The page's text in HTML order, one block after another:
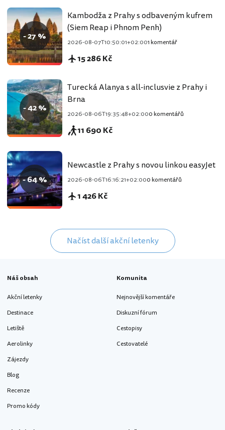
- 27 %
Kambodža z Prahy s odbaveným kufrem
(Siem Reap i Phnom Penh)
2026-08-07T10:50:01+02:001 komentář
15 286 Kč
- 42 %
Turecká Alanya s all-inclusvie z Prahy i
Brna
2026-08-06T19:35:48+02:000 komentářů
11 690 Kč
- 64 %
Newcastle z Prahy s novou linkou easyJet
2026-08-06T16:16:21+02:000 komentářů
1 426 Kč
Načíst další akční letenky
Náš obsah
Akční letenky
Destinace
Letiště
Aerolinky
Zájezdy
Blog
Recenze
Promo kódy
Komunita
Nejnovější komentáře
Diskuzní fórum
Cestopisy
Cestovatelé